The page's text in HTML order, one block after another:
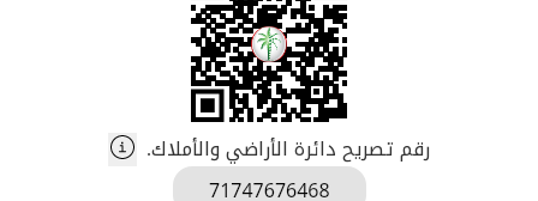
رقم تصريح دائرة الأراضي والأملاك.